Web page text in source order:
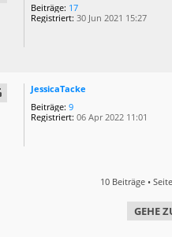
Beiträge: 17
Registriert: 30 Jun 2021 15:27
JessicaTacke
Beiträge: 9
Registriert: 06 Apr 2022 11:01
10 Beiträge • Seite
GEHE